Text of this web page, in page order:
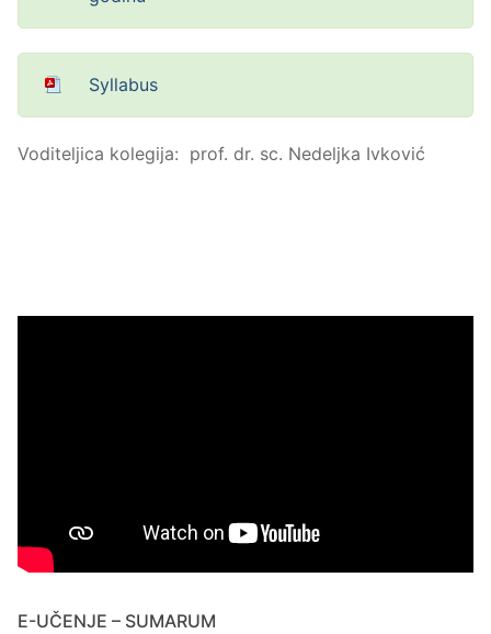
Syllabus
Voditeljica kolegija: prof. dr. sc. Nedeljka Ivković
E-UČENJE – SUMARUM